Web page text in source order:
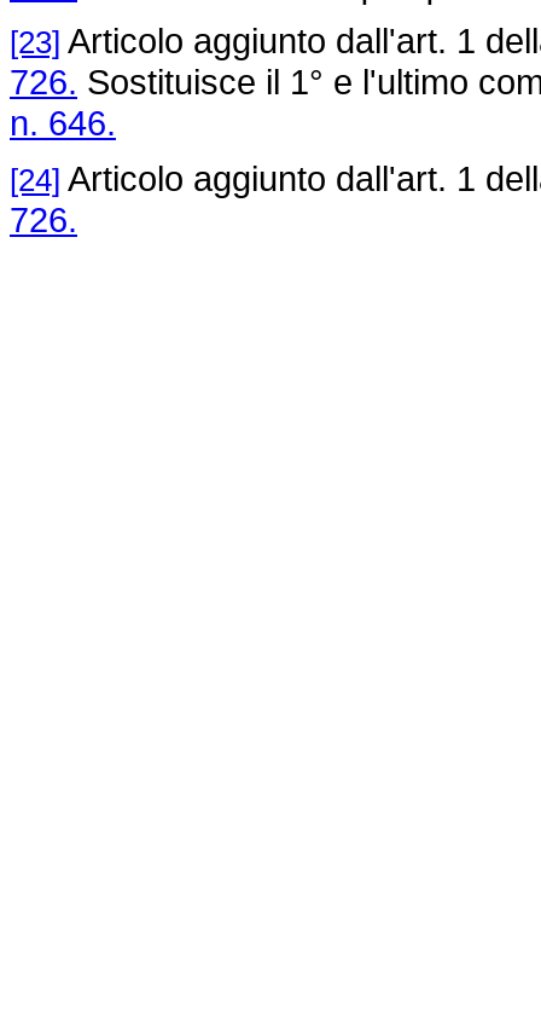
[23] Articolo aggiunto dall'art. 1
726. Sostituisce il 1° e l'ultimo
n. 646.
[24] Articolo aggiunto dall'art. 1
726.